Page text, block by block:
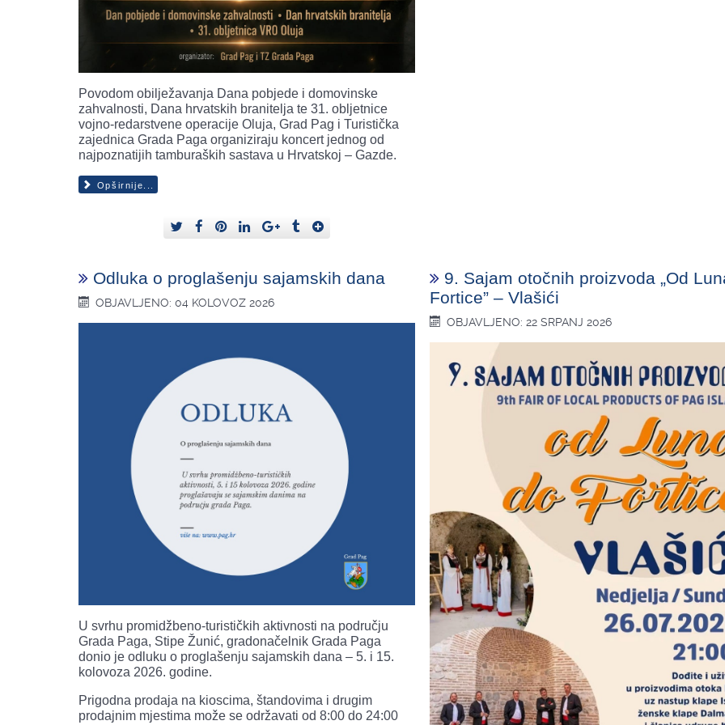
Povodom obilježavanja Dana pobjede i domovinske
zahvalnosti, Dana hrvatskih branitelja te 31. obljetnice
vojno-redarstvene operacije Oluja, Grad Pag i Turistička
zajednica Grada Paga organiziraju koncert jednog od
najpoznatijih tamburaških sastava u Hrvatskoj – Gazde.
Opširnije...
Odluka o proglašenju sajamskih dana
OBJAVLJENO: 04 KOLOVOZ 2026
U svrhu promidžbeno-turističkih aktivnosti na području
Grada Paga, Stipe Žunić, gradonačelnik Grada Paga
donio je odluku o proglašenju sajamskih dana – 5. i 15.
kolovoza 2026. godine.
Prigodna prodaja na kioscima, štandovima i drugim
prodajnim mjestima može se održavati od 8:00 do 24:00
9. Sajam otočnih proizvoda „Od
Fortice” – Vlašići
OBJAVLJENO: 22 SRPANJ 2026